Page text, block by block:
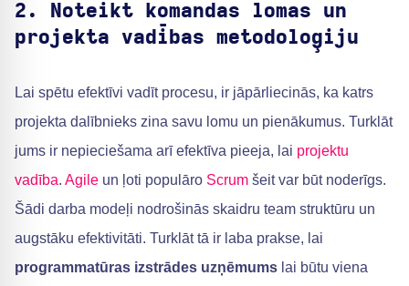
2. Noteikt komandas lomas un
projekta vadības metodoloģiju
Lai spētu efektīvi vadīt procesu, ir jāpārliecinās, ka katrs
projekta dalībnieks zina savu lomu un pienākumus. Turklāt
jums ir nepieciešama arī efektīva pieeja, lai projektu
vadība. Agile un ļoti populāro Scrum šeit var būt noderīgs.
Šādi darba modeļi nodrošinās skaidru team struktūru un
augstāku efektivitāti. Turklāt tā ir laba prakse, lai
programmatūras izstrādes uzņēmums lai būtu viena